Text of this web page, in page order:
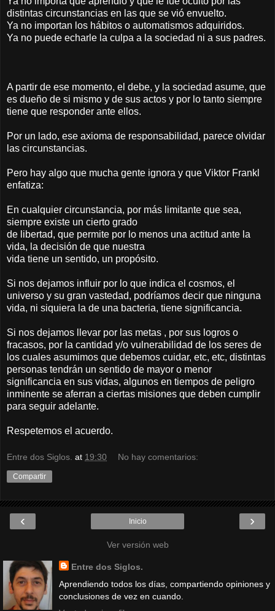
distintas circunstancias en las que se vió envuelto.
Ya no importan los hábitos o automatismos adquiridos.
Ya no puede echarle la culpa a la sociedad ni a sus padres.
A partir de ese momento, el debe, y la sociedad asume, que
es dueño de si mismo y de sus actos y por lo tanto siempre
tiene que responder ante ellos.
Por un lado, ese axioma de responsabilidad, parece olvidar
las circunstancias.
Pero hay algo que mucha gente ignora y que Viktor Frankl
enfatiza:
En cualquier circunstancia, por más limitante que sea,
siempre existe un cierto grado
de libertad, que permite por lo menos una actitud ante la
vida, la decisión de que nuestra
vida tiene un sentido, un propósito.
Si nos dejamos influir por lo que indica el cosmos, el
universo y su gran vastedad, podríamos decir que ninguna
vida, ni siquiera la de una bacteria, tiene significancia.
Si nos dejamos llevar por las metas , por sus logros o
fracasos, por la cantidad y/o vulnerabilidad de los seres de
los cuales asumimos que debemos cuidar, etc, etc, distintas
personas tendrán un sentido de mayor o menor
significancia en sus vidas, algunos en tiempos de peligro
inminente se aferran a ciertas misiones que deben cumplir
para seguir adelante.
Respetemos el acuerdo.
Entre dos Siglos. at 19:30 No hay comentarios:
Compartir
‹ ›
Inicio
Ver versión web
Entre dos Siglos.
Aprendiendo todos los días, compartiendo opiniones y
conclusiones de vez en cuando.